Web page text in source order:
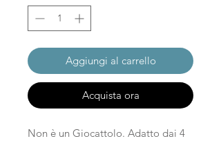
Aggiungi al carrello
Acquista ora
Non è un Giocattolo. Adatto dai 4